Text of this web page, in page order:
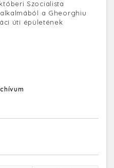
Szocialista
a Gheorghiu
úti épületének